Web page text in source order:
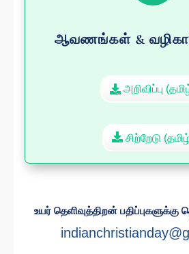
ஆவணங்கள் &
அறிவிப்பு
சிற்றேடு
உயர் தெளிவுத்திறன்